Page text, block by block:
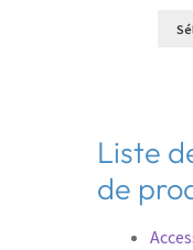
Liste
de